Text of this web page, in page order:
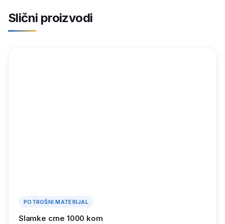
Slični proizvodi
POTROŠNI MATERIJAL
Slamke crne 1000 kom